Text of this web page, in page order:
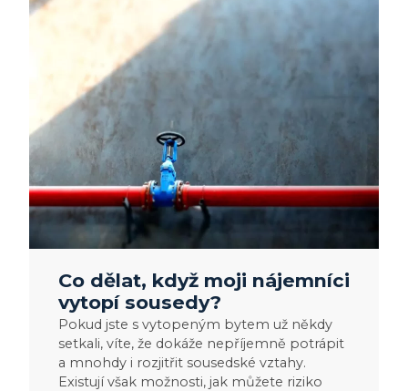
Co dělat, když moji nájemníci
vytopí sousedy?
Pokud jste s vytopeným bytem už někdy
setkali, víte, že dokáže nepříjemně potrápit
a mnohdy i rozjitřit sousedské vztahy.
Existují však možnosti, jak můžete riziko
nájemníci
vytopí
sousedy?